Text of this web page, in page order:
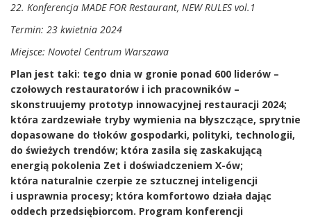
22. Konferencja MADE FOR Restaurant, NEW RULES vol.1
Termin: 23 kwietnia 2024
Miejsce: Novotel Centrum Warszawa
Plan jest taki: tego dnia w gronie ponad 600 liderów –
czołowych restauratorów i ich pracowników –
skonstruujemy prototyp innowacyjnej restauracji 2024;
która zardzewiałe tryby wymienia na błyszczące, sprytnie
dopasowane do tłoków gospodarki, polityki, technologii,
do świeżych trendów; która zasila się zaskakującą
energią pokolenia Zet i doświadczeniem X-ów;
która naturalnie czerpie ze sztucznej inteligencji
i usprawnia procesy; która komfortowo działa dając
oddech przedsiębiorcom. Program konferencji